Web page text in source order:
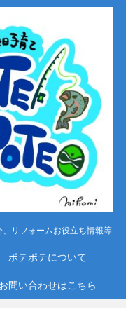
リフォームお役立ち情報等
ポテポテについて
お問い合わせはこちら